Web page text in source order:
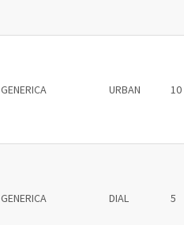
GENERICA URBAN 10
GENERICA DIAL 5